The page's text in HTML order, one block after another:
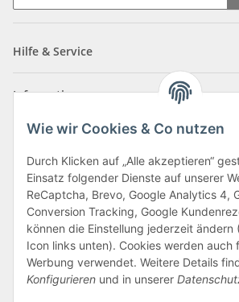
Wie wir Cookies & Co nutzen
Durch Klicken auf „Alle akzeptieren“
Einsatz folgender Dienste auf unserer
ReCaptcha, Brevo, Google Analytics 4,
Conversion Tracking, Google
können die Einstellung jederzeit
Icon links unten). Cookies werden auch
Werbung verwendet. Weitere Details
Konfigurieren und in unserer
Hilfe & Service
Informationen
Zahlungsarten
Vertrag widerrufen